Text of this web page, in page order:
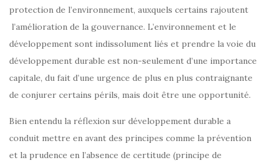
protection de l’environnement, auxquels certains rajoutent
l’amélioration de la gouvernance. L’environnement et le
développement sont indissolument liés et prendre la voie du
développement durable est non-seulement d’une importance
capitale, du fait d’une urgence de plus en plus contraignante
de conjurer certains périls, mais doit être une opportunité.
Bien entendu la réflexion sur développement durable a
conduit mettre en avant des principes comme la prévention
et la prudence en l’absence de certitude (principe de